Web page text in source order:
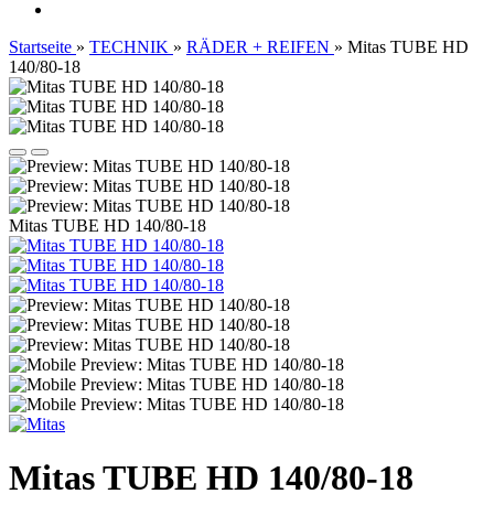
Startseite » TECHNIK » RÄDER + REIFEN » Mitas TUBE HD
140/80-18
Mitas TUBE HD 140/80-18
Mitas TUBE HD 140/80-18